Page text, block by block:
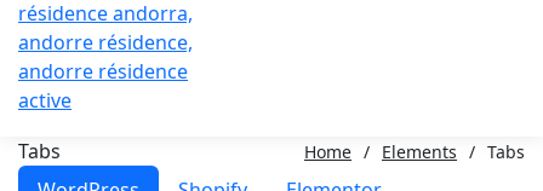
Tabs Home / Elements / Tabs